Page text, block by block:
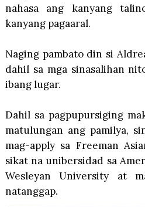
nahasa ang kanyang
kanyang pagaaral.
Naging pambato din si
dahil sa mga sinasalihan
ibang lugar.
Dahil sa pagpupursiging
matulungan ang pamilya,
mag-apply sa Freeman
sikat na unibersidad sa
Wesleyan University at
natanggap.